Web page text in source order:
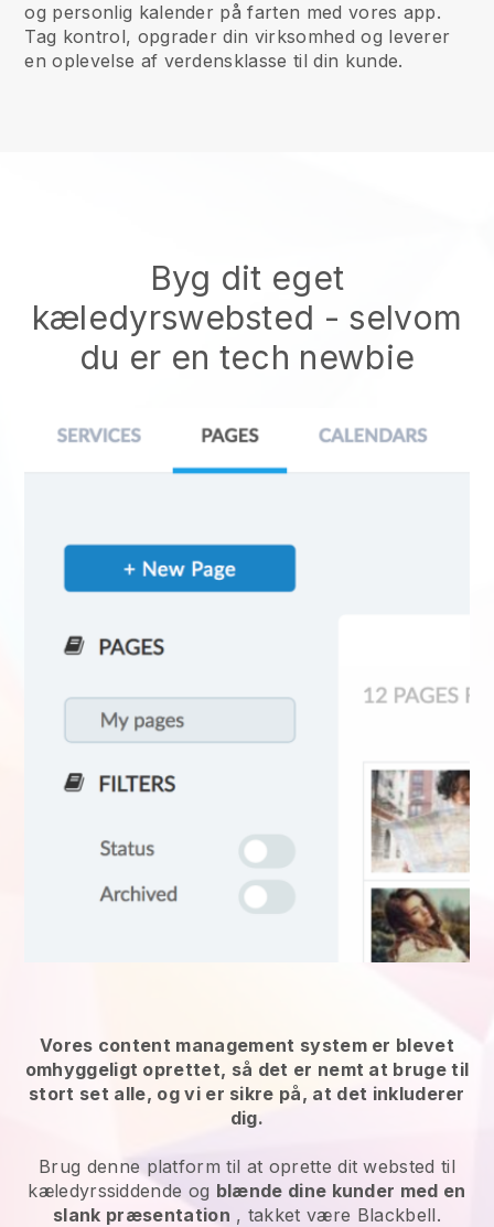
og personlig kalender på farten med vores app.
Tag kontrol, opgrader din virksomhed og leverer
en oplevelse af verdensklasse til din kunde.
Byg dit eget
kæledyrswebsted - selvom
du er en tech newbie
Vores content management system er blevet
omhyggeligt oprettet, så det er nemt at bruge til
stort set alle, og vi er sikre på, at det inkluderer
dig.
Brug denne platform til at oprette dit websted til
kæledyrssiddende og blænde dine kunder med en
slank præsentation , takket være Blackbell.